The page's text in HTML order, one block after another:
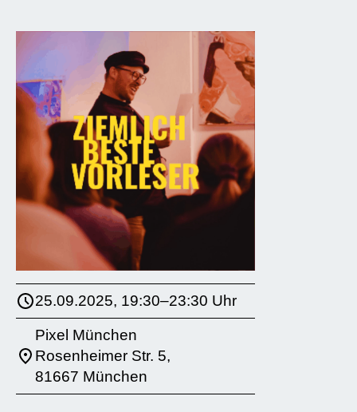
25.09.2025, 19:30–23:30 Uhr
Pixel München
Rosenheimer Str. 5,
81667 München